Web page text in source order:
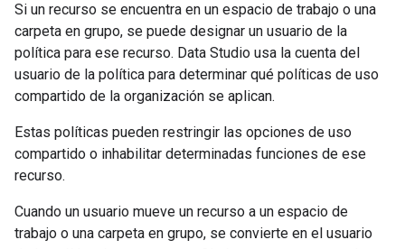
Si un recurso se encuentra en un espacio de trabajo o una
carpeta en grupo, se puede designar un usuario de la
política para ese recurso. Data Studio usa la cuenta del
usuario de la política para determinar qué políticas de uso
compartido de la organización se aplican.
Estas políticas pueden restringir las opciones de uso
compartido o inhabilitar determinadas funciones de ese
recurso.
Cuando un usuario mueve un recurso a un espacio de
trabajo o una carpeta en grupo, se convierte en el usuario